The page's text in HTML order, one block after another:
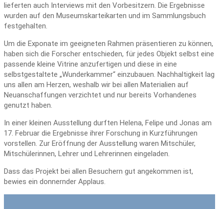
lieferten auch Interviews mit den Vorbesitzern. Die Ergebnisse
wurden auf den Museumskarteikarten und im Sammlungsbuch
festgehalten.
Um die Exponate im geeigneten Rahmen präsentieren zu können,
haben sich die Forscher entschieden, für jedes Objekt selbst eine
passende kleine Vitrine anzufertigen und diese in eine
selbstgestaltete „Wunderkammer“ einzubauen. Nachhaltigkeit lag
uns allen am Herzen, weshalb wir bei allen Materialien auf
Neuanschaffungen verzichtet und nur bereits Vorhandenes
genutzt haben.
In einer kleinen Ausstellung durften Helena, Felipe und Jonas am
17. Februar die Ergebnisse ihrer Forschung in Kurzführungen
vorstellen. Zur Eröffnung der Ausstellung waren Mitschüler,
Mitschülerinnen, Lehrer und Lehrerinnen eingeladen.
Dass das Projekt bei allen Besuchern gut angekommen ist,
bewies ein donnernder Applaus.